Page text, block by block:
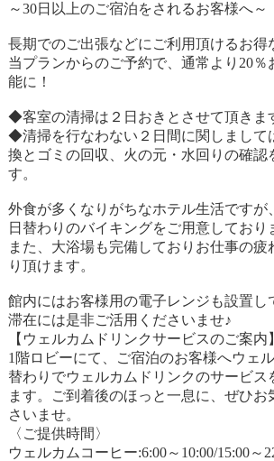
～30日以上のご宿泊をされるお客様へ～
長期でのご出張などにご利用頂けるお得
当プランからのご予約で、通常より20％
能に！
◆客室の清掃は２日おきとさせて頂きま
◆清掃を行なわない２日間に関しまして
換とゴミの回収、火の元・水回りの確認
す。
外食が多くなりがちなホテル生活ですが
日替わりのバイキングをご用意しており
また、大浴場も完備しておりお仕事の疲
り頂けます。
館内にはお客様用の電子レンジも設置し
滞在には是非ご活用くださいませ♪
【ウェルカムドリンクサービスのご案内】
1階ロビーにて、ご宿泊のお客様へウェ
替わりでウェルカムドリンクのサービス
ます。ご到着後のほっと一息に、ぜひお
さいませ。
〈ご提供時間〉
ウェルカムコーヒー:6:00～10:00/15:00～